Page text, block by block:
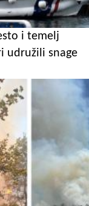
i temelj
udružili snage